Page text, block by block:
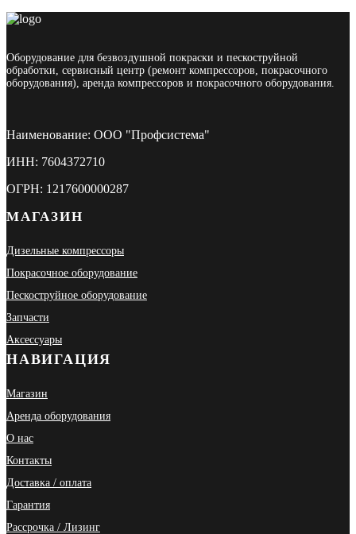
Оборудование для безвоздушной покраски и пескоструйной
обработки, сервисный центр (ремонт компрессоров, покрасочного
оборудования), аренда компрессоров и покрасочного оборудования.
Наименование: ООО "Профсистема"
ИНН: 7604372710
ОГРН: 1217600000287
МАГАЗИН
Дизельные компрессоры
Покрасочное оборудование
Пескоструйное оборудование
Запчасти
Аксессуары
НАВИГАЦИЯ
Магазин
Аренда оборудования
О нас
Контакты
Доставка / оплата
Гарантия
Рассрочка / Лизинг